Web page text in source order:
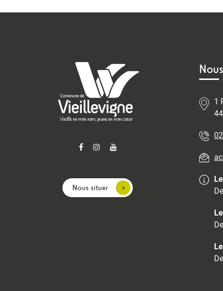
Nous situer
1